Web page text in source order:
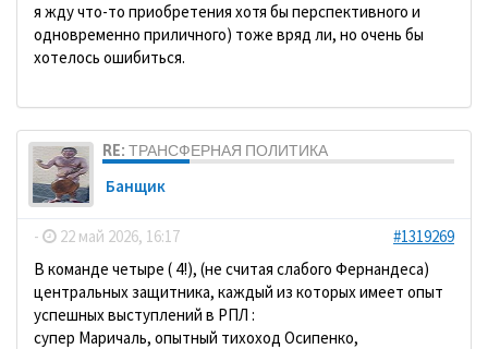
я жду что-то приобретения хотя бы перспективного и
одновременно приличного) тоже вряд ли, но очень бы
хотелось ошибиться.
RE: ТРАНСФЕРНАЯ ПОЛИТИКА
Банщик
- 22 май 2026, 16:17
#1319269
В команде четыре ( 4!), (не считая слабого Фернандеса)
центральных защитника, каждый из которых имеет опыт
успешных выступлений в РПЛ :
супер Маричаль, опытный тихоход Осипенко,